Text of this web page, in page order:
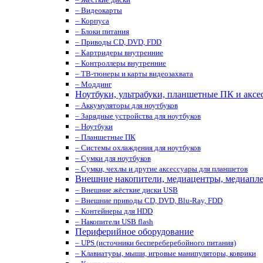
– Видеокарты
– Корпуса
– Блоки питания
– Приводы CD, DVD, FDD
– Картридеры внутренние
– Контроллеры внутренние
– ТВ-тюнеры и карты видеозахвата
– Моддинг
Ноутбуки, ультрабуки, планшетные ПК и
– Аккумуляторы для ноутбуков
– Зарядные устройства для ноутбуков
– Ноутбуки
– Планшетные ПК
– Системы охлаждения для ноутбуков
– Сумки для ноутбуков
– Сумки, чехлы и другие аксессуары для планшетов
Внешние накопители, медиацентры,
– Внешние жёсткие диски USB
– Внешние приводы CD, DVD, Blu-Ray, FDD
– Контейнеры для HDD
– Накопители USB flash
Периферийное оборудование
– UPS (источники беспереберебойного питания)
– Клавиатуры, мыши, игровые манипуляторы, коврики